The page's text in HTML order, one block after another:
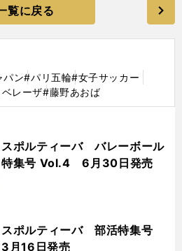
覧に戻る
パン#パリ五輪#女子サッカー
レーザ#藤野あおば
スポルティーバ バレーボール
特集号 Vol.4 6月30日発売
スポルティーバ 部活特集号
3月16日発売